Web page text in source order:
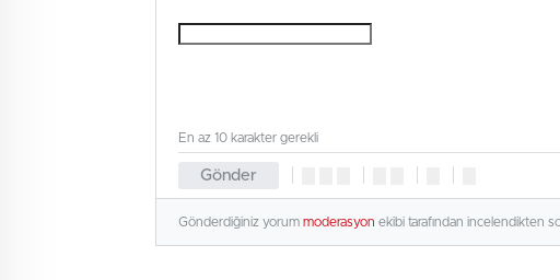
Gönder
En az 10 karakter gerekli
Gönderdiğiniz yorum moderasyon ekibi tarafından incelendikten